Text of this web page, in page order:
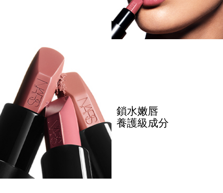
鎖水嫩唇
養護級成分